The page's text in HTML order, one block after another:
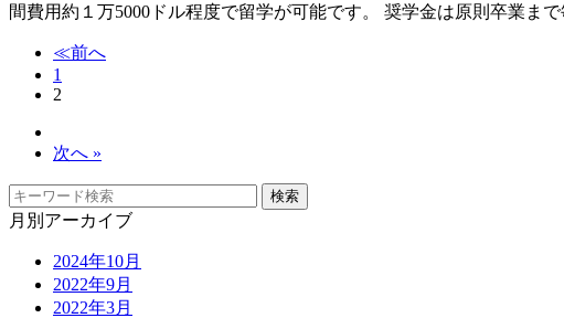
間費用約１万5000ドル程度で留学が可能です。 奨学金は原則卒業
≪前へ
1
2
次へ »
月別アーカイブ
2024年10月
2022年9月
2022年3月